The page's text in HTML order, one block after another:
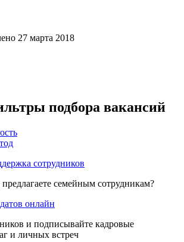
27 марта 2018
подбора вакансий
сотрудников
семейным сотрудникам?
онлайн
и подписывайте кадровые
и личных встреч